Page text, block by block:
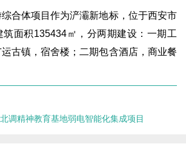
合体项目作为浐灞新地标，位于西安市
筑面积135434㎡，分两期建设：一期工
古镇，宿舍楼；二期包含酒店，商业餐
调精神教育基地弱电智能化集成项目